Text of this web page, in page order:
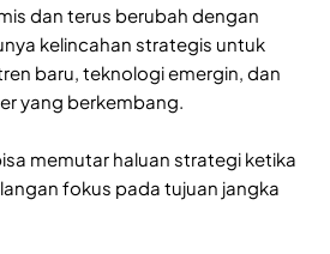
dan terus berubah dengan
kelincahan strategis untuk
baru, teknologi emergin, dan
yang berkembang.
memutar haluan strategi ketika
fokus pada tujuan jangka